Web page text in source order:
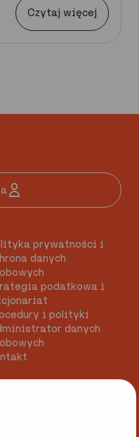
Czytaj więcej
prywatności i
danych
podatkowa i
i polityki
danych